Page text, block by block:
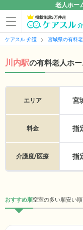
老人ホー
掲載施設5万件超
ケアスル 介護 宮城県の有料
川内駅の有料老人ホ
エリア 宮
料金 指
介護度/医療 指
おすすめ順空室の多い順安い順